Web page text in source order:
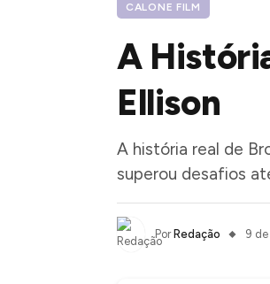
CALONE FILM
A
Ellison
A história real de
superou desafios
Por Redação 9